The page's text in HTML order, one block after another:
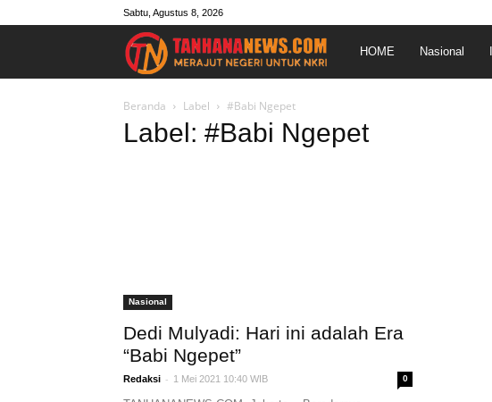
Sabtu, Agustus 8, 2026
Merajut
HOME Nasional
Beranda Label #Babi Ngepet
Label: #Babi Ngepet
Nasional
Dedi Mulyadi: Hari ini adalah Era
“Babi Ngepet”
Redaksi - 1 Mei 2021 10:40 WIB 0